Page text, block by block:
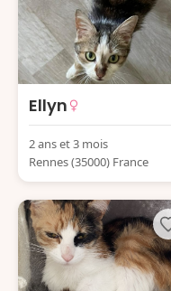
Ellyn
2 ans et 3 mois
Rennes (35000) France